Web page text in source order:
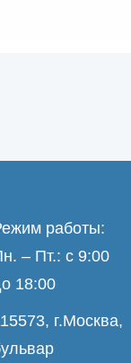
работы:
– Пт.: с 9:00
18:00
г.Москва,